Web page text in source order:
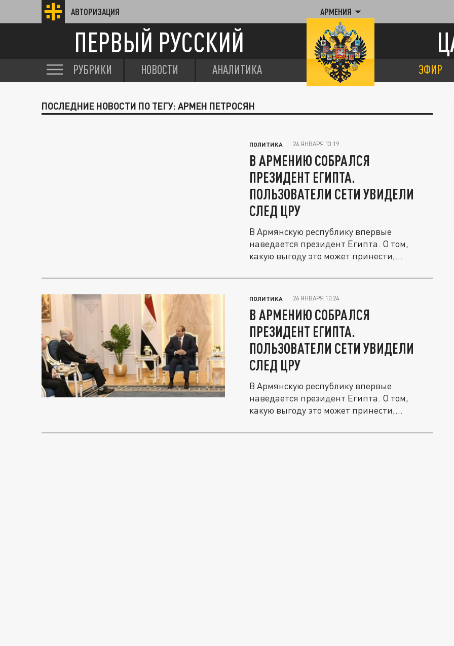
АВТОРИЗАЦИЯ АРМЕНИЯ
ПЕРВЫЙ РУССКИЙ
РУБРИКИ НОВОСТИ АНАЛИТИКА ЭФИР
ПОСЛЕДНИЕ НОВОСТИ ПО ТЕГУ: АРМЕН ПЕТРОСЯН
ПОЛИТИКА 26 ЯНВАРЯ 13:19
В АРМЕНИЮ СОБРАЛСЯ
ПРЕЗИДЕНТ ЕГИПТА.
ПОЛЬЗОВАТЕЛИ СЕТИ УВИДЕЛИ
СЛЕД ЦРУ
В Армянскую республику впервые
наведается президент Египта. О том,
какую выгоду это может принести,...
ПОЛИТИКА 26 ЯНВАРЯ 10:24
В АРМЕНИЮ СОБРАЛСЯ
ПРЕЗИДЕНТ ЕГИПТА.
ПОЛЬЗОВАТЕЛИ СЕТИ УВИДЕЛИ
СЛЕД ЦРУ
В Армянскую республику впервые
наведается президент Египта. О том,
какую выгоду это может принести,...